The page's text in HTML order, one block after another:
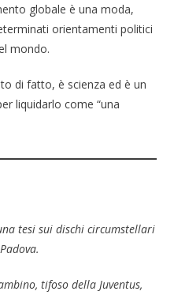
globale è una moda,
orientamenti politici
mondo.
di fatto, è scienza ed è un
liquidarlo come “una
tesi sui dischi circumstellari
tifoso della Juventus,